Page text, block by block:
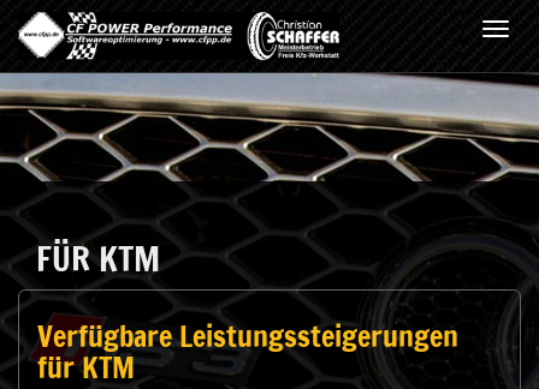
FÜR KTM
Verfügbare Leistungssteigerungen
für KTM